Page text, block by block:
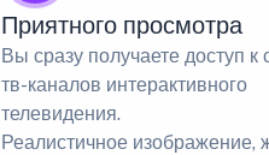
Приятного просмотра
Вы сразу получаете доступ к
тв-каналов интерактивного
телевидения.
Реалистичное изображение,